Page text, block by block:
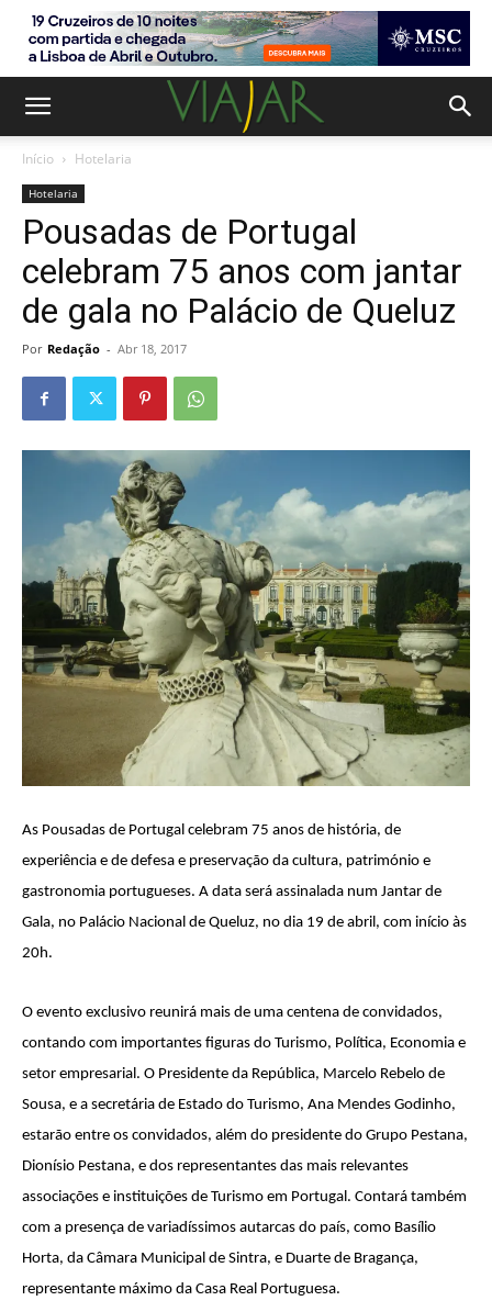
Início Hotelaria
Hotelaria
Pousadas de Portugal
celebram 75 anos com jantar
de gala no Palácio de Queluz
Por Redação - Abr 18, 2017
As Pousadas de Portugal celebram 75 anos de história, de
experiência e de defesa e preservação da cultura, património e
gastronomia portugueses. A data será assinalada num Jantar de
Gala, no Palácio Nacional de Queluz, no dia 19 de abril, com início às
20h.
O evento exclusivo reunirá mais de uma centena de convidados,
contando com importantes figuras do Turismo, Política, Economia e
setor empresarial. O Presidente da República, Marcelo Rebelo de
Sousa, e a secretária de Estado do Turismo, Ana Mendes Godinho,
estarão entre os convidados, além do presidente do Grupo Pestana,
Dionísio Pestana, e dos representantes das mais relevantes
associações e instituições de Turismo em Portugal. Contará também
com a presença de variadíssimos autarcas do país, como Basílio
Horta, da Câmara Municipal de Sintra, e Duarte de Bragança,
representante máximo da Casa Real Portuguesa.